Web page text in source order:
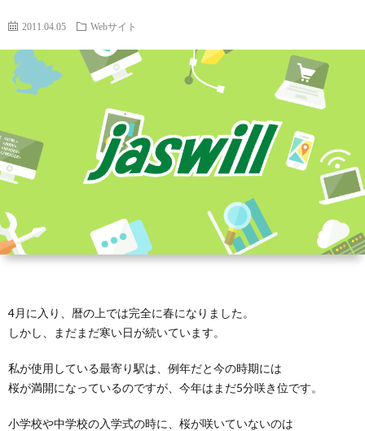
2011.04.05 Webサイト
4月に入り、暦の上では完全に春になりました。
しかし、まだまだ寒い日が続いています。
私が使用している最寄り駅は、例年だと今の時期には
桜が満開になっているのですが、今年はまだ5分咲き位です。
小学校や中学校の入学式の時に、桜が咲いていないのは